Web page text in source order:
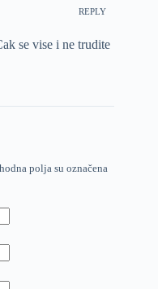
REPLY
se vise i ne trudite
polja su označena